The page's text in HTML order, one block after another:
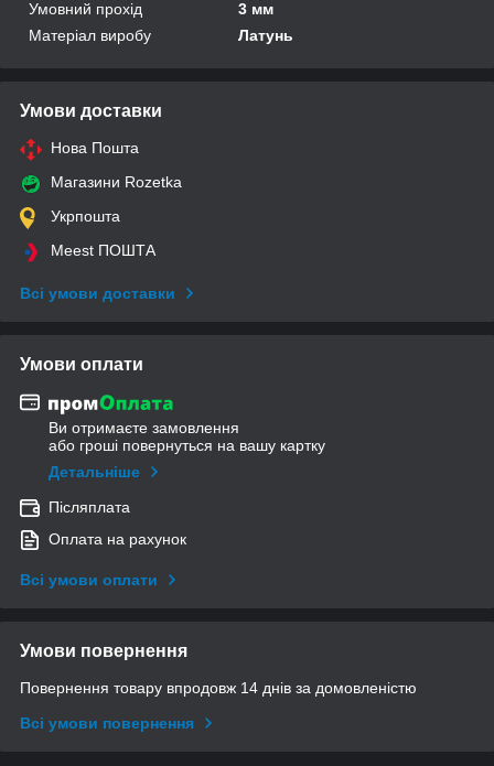
Умовний прохід
3 мм
Матеріал виробу
Латунь
Умови доставки
Нова Пошта
Магазини Rozetka
Укрпошта
Meest ПОШТА
Всі умови доставки
Умови оплати
Ви отримаєте замовлення
або гроші повернуться на вашу картку
Детальніше
Післяплата
Оплата на рахунок
Всі умови оплати
Умови повернення
Повернення товару впродовж 14 днів за домовленістю
Всі умови повернення